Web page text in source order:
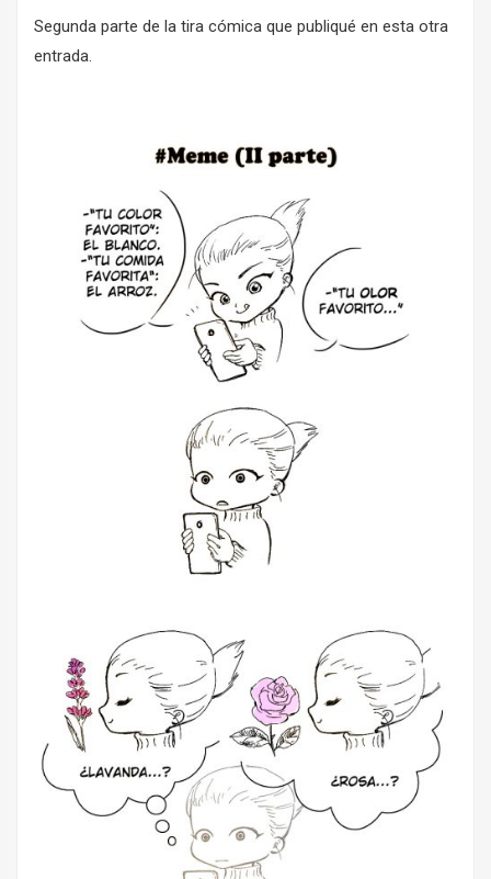
Segunda parte de la tira cómica que publiqué en esta otra
entrada